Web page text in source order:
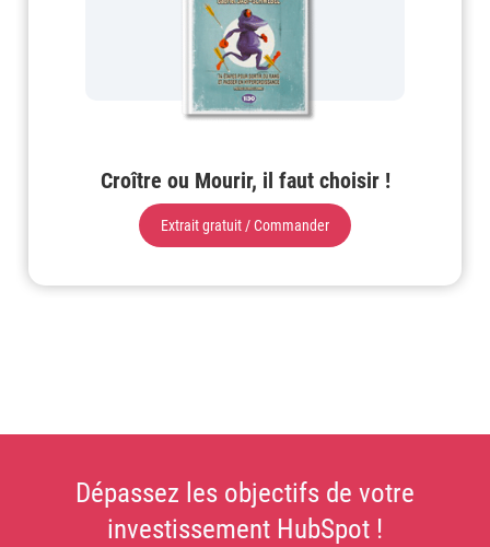
Croître ou Mourir, il faut choisir !
Extrait gratuit / Commander
Dépassez les objectifs de votre
investissement HubSpot !